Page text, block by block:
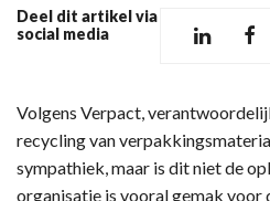
Deel dit artikel via
social media
Volgens Verpact,
recycling van
sympathiek, maar is dit niet de
organisatie is vooral gemak voor